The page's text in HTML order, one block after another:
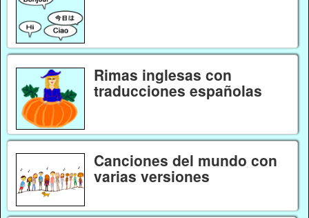
Rimas inglesas con
traducciones españolas
Canciones del mundo con
varias versiones